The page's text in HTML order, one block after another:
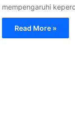
mempengaruhi
Read More »